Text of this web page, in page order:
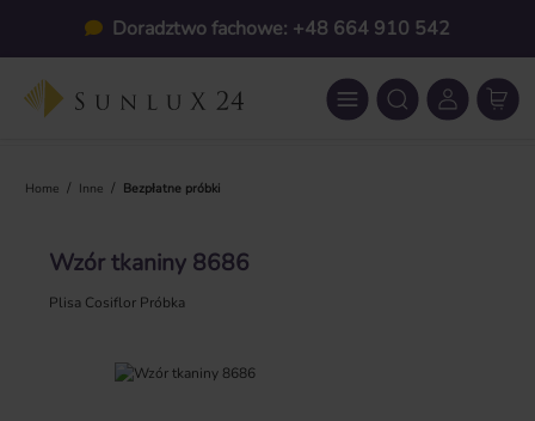
Przejdź do głównej zawartościDoradztwo fachowe: +48 664 910 542
Home / Inne / Bezpłatne próbki
Wzór tkaniny 8686
Plisa Cosiflor Próbka
Pomiń galerię zdjęć